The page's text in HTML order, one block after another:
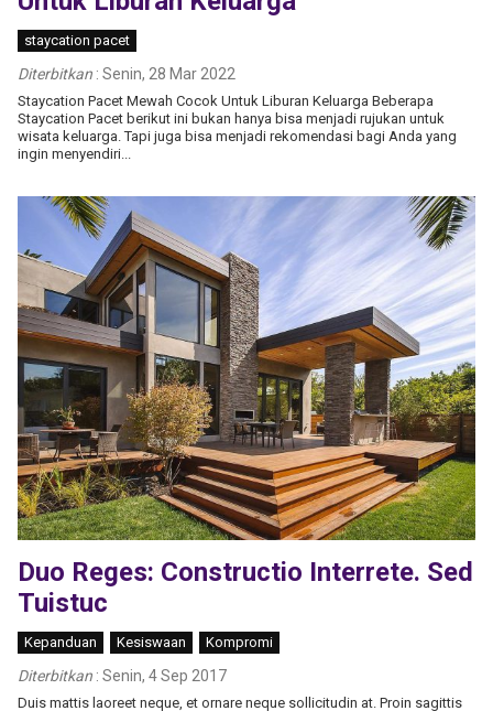
staycation pacet
Diterbitkan : Senin, 28 Mar 2022
Staycation Pacet Mewah Cocok Untuk Liburan Keluarga Beberapa
Staycation Pacet berikut ini bukan hanya bisa menjadi rujukan untuk
wisata keluarga. Tapi juga bisa menjadi rekomendasi bagi Anda yang
ingin menyendiri...
Duo Reges: Constructio Interrete. Sed
Tuistuc
Kepanduan Kesiswaan Kompromi
Diterbitkan : Senin, 4 Sep 2017
Duis mattis laoreet neque, et ornare neque sollicitudin at. Proin sagittis